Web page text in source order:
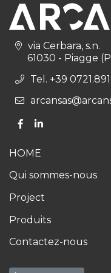
via Cerbara, s.n.
61030 - Piagge
Tel. +39
HOME
Qui sommes-nous
Project
Produits
Contactez-nous